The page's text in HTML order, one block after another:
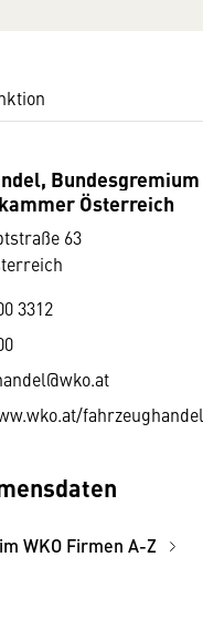
Bundesgremium
Österreich
63
3312
fahrzeughandel
WKO Firmen A-Z